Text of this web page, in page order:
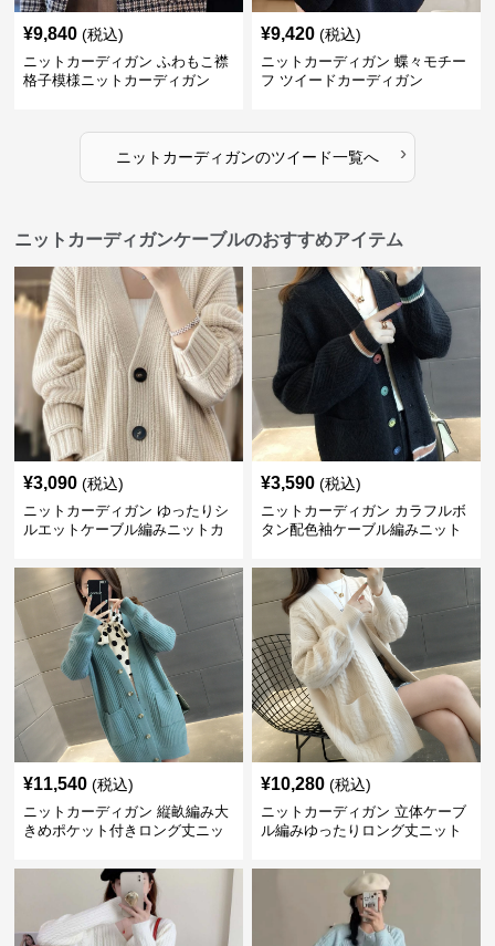
¥9,840 (税込)
ニットカーディガン ふわもこ襟
格子模様ニットカーディガン
¥9,420 (税込)
ニットカーディガン 蝶々モチー
フ ツイードカーディガン
ニットカーディガンのツイード一覧へ ›
ニットカーディガンケーブルのおすすめアイテム
¥3,090 (税込)
ニットカーディガン ゆったりシ
ルエットケーブル編みニットカ
¥3,590 (税込)
ニットカーディガン カラフルボ
タン配色袖ケーブル編みニット
¥11,540 (税込)
ニットカーディガン 縦畝編み大
きめポケット付きロング丈ニッ
¥10,280 (税込)
ニットカーディガン 立体ケーブ
ル編みゆったりロング丈ニット